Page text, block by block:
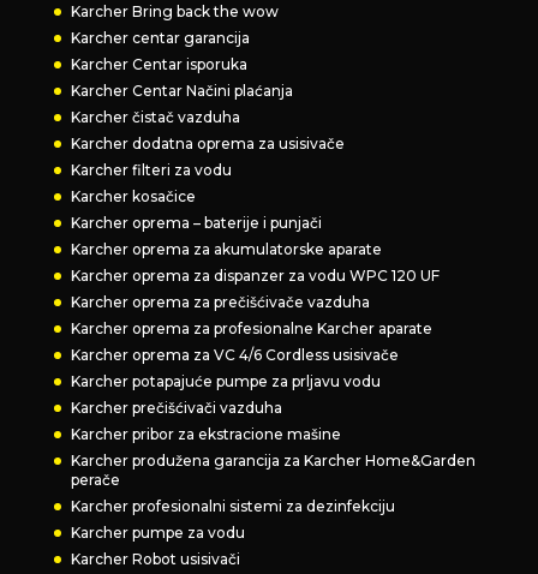
Karcher Bring back the wow
Karcher centar garancija
Karcher Centar isporuka
Karcher Centar Načini plaćanja
Karcher čistač vazduha
Karcher dodatna oprema za usisivače
Karcher filteri za vodu
Karcher kosačice
Karcher oprema – baterije i punjači
Karcher oprema za akumulatorske aparate
Karcher oprema za dispanzer za vodu WPC 120 UF
Karcher oprema za prečišćivače vazduha
Karcher oprema za profesionalne Karcher aparate
Karcher oprema za VC 4/6 Cordless usisivače
Karcher potapajuće pumpe za prljavu vodu
Karcher prečišćivači vazduha
Karcher pribor za ekstracione mašine
Karcher produžena garancija za Karcher Home&Garden
perače
Karcher profesionalni sistemi za dezinfekciju
Karcher pumpe za vodu
Karcher Robot usisivači